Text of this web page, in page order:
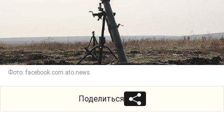
Фото: facebook.com ato.news
Поделиться